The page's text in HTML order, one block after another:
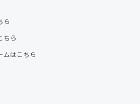
ら
ちら
ムはこちら